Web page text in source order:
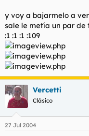
a
y voy a bajarmelo a
sale le metía un par de
:1 :1 :1 :109
Vercetti
Clásico
27 Jul 2004